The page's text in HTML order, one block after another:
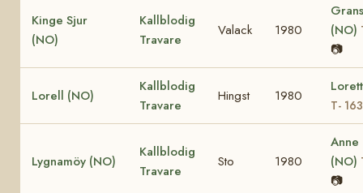
Kinge Sjur
(NO)
Kallblodig
Travare
Valack 1980
(NO)
📷
Lorell (NO)
Kallblodig
Travare
Hingst 1980
T-
Lygnamöy (NO)
Kallblodig
Travare
Sto 1980
Anne
(NO)
📷